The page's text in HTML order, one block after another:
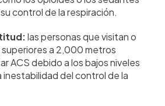
control de la respiración.
las personas que visitan o
a 2,000 metros
ACS debido a los bajos niveles
inestabilidad del control de la